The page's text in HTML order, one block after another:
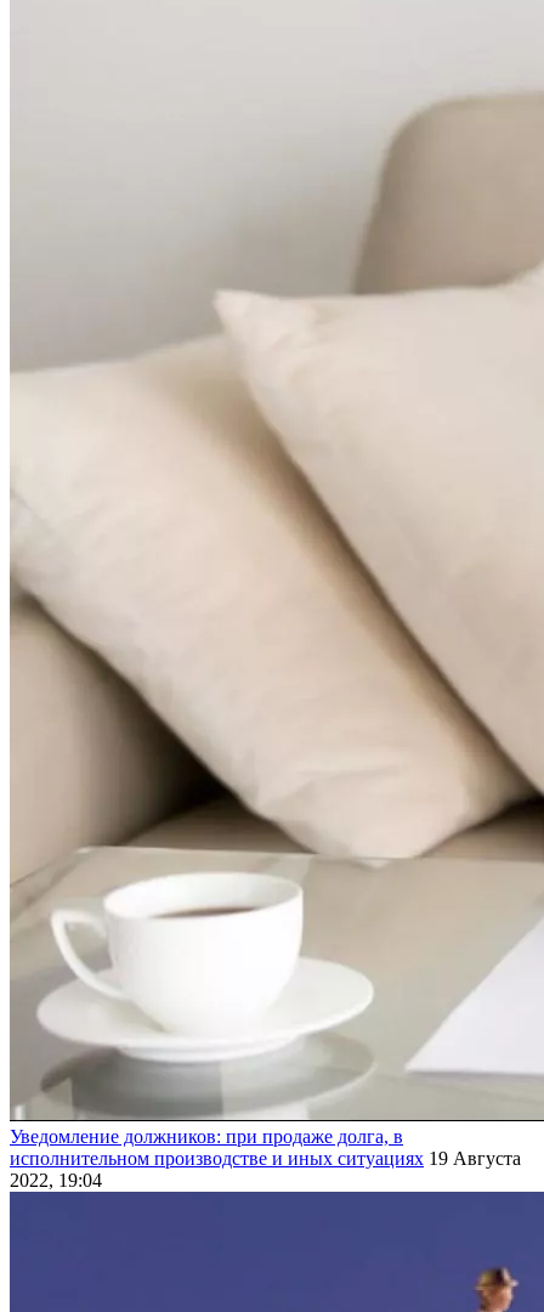
Уведомление должников: при продаже долга, в
исполнительном производстве и иных ситуациях 19 Августа
2022, 19:04